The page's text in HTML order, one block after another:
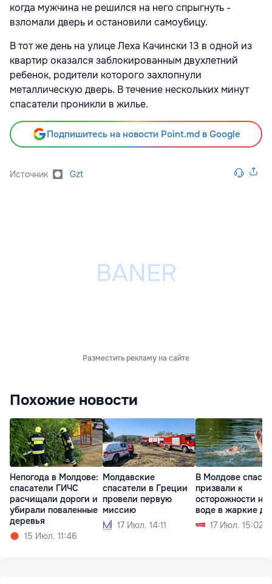
когда мужчина не решился на него спрыгнуть -
взломали дверь и остановили самоубицу.
В тот же день на улице Леха Качински 13 в одной из
квартир оказался заблокированным двухлетний
ребенок, родители которого захлопнули
металлическую дверь. В течение нескольких минут
спасатели проникли в жилье.
Подпишитесь на новости Point.md в Google
Источник Gzt
Разместить рекламу на сайте
Похожие новости
Непогода в Молдове:
спасатели ГИЧС
расчищали дороги и
убирали поваленные
деревья
15 Июл. 11:46
Молдавские
спасатели в Греции
провели первую
миссию
17 Июл. 14:11
В Молдове
призвали к
осторожности на
воде в жаркие
17 Июл. 15:02